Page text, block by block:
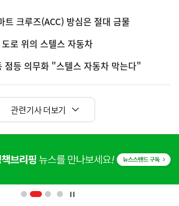
트 크루즈(ACC) 방심은 절대 금물
로 위의 스텔스 자동차
점등 의무화 "스텔스 자동차 막는다"
관련기사 더보기